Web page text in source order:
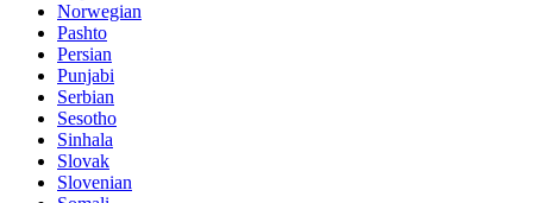
Norwegian
Pashto
Persian
Punjabi
Serbian
Sesotho
Sinhala
Slovak
Slovenian